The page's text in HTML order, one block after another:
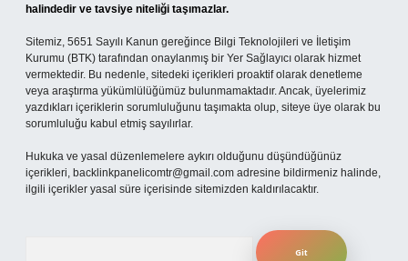
halindedir ve tavsiye niteliği taşımazlar.
Sitemiz, 5651 Sayılı Kanun gereğince Bilgi Teknolojileri ve İletişim
Kurumu (BTK) tarafından onaylanmış bir Yer Sağlayıcı olarak hizmet
vermektedir. Bu nedenle, sitedeki içerikleri proaktif olarak denetleme
veya araştırma yükümlülüğümüz bulunmamaktadır. Ancak, üyelerimiz
yazdıkları içeriklerin sorumluluğunu taşımakta olup, siteye üye olarak bu
sorumluluğu kabul etmiş sayılırlar.
Hukuka ve yasal düzenlemelere aykırı olduğunu düşündüğünüz
içerikleri, backlinkpanelicomtr@gmail.com adresine bildirmeniz halinde,
ilgili içerikler yasal süre içerisinde sitemizden kaldırılacaktır.